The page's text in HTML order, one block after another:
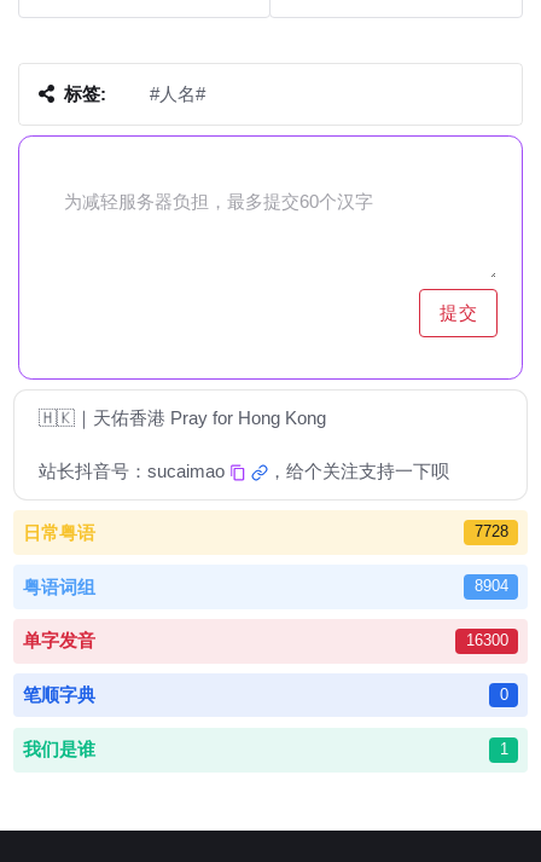
标签: #人名#
提交
🇭🇰｜天佑香港 Pray for Hong Kong
站长抖音号： sucaimao ，给个关注支持一下呗
日常粤语 7728
粤语词组 8904
单字发音 16300
笔顺字典 0
我们是谁 1